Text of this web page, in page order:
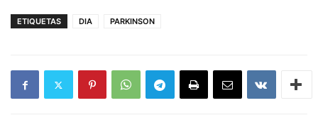
ETIQUETAS DIA PARKINSON